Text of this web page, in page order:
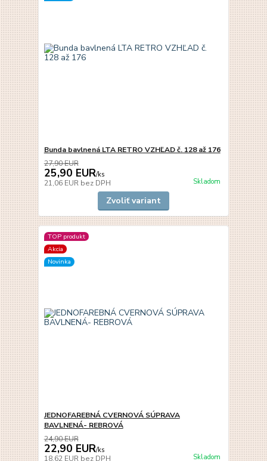
Bunda bavlnená LTA RETRO VZHĽAD č. 128 až 176
27,90 EUR
25,90 EUR/ks
21,06 EUR bez DPH Skladom
Zvoliť variant
TOP produkt
Akcia
Novinka
JEDNOFAREBNÁ CVERNOVÁ SÚPRAVA
BAVLNENÁ- REBROVÁ
24,90 EUR
22,90 EUR/ks
18,62 EUR bez DPH Skladom